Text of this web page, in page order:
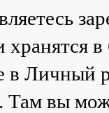
хранятся
в Личный
Там вы